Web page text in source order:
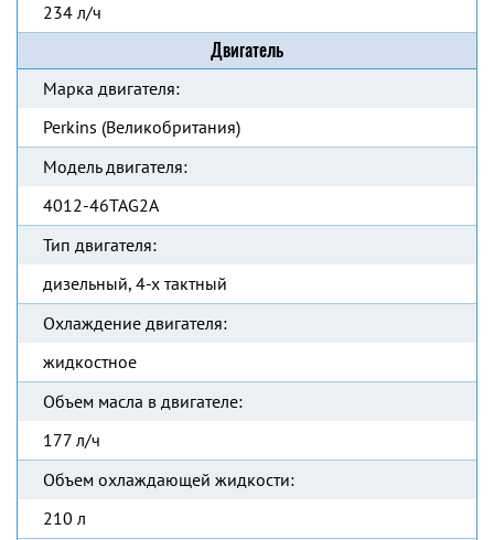
234 л/ч
Двигатель
Марка двигателя:
Perkins (Великобритания)
Модель двигателя:
4012-46TAG2A
Тип двигателя:
дизельный, 4-х тактный
Охлаждение двигателя:
жидкостное
Объем масла в двигателе:
177 л/ч
Объем охлаждающей жидкости:
210 л